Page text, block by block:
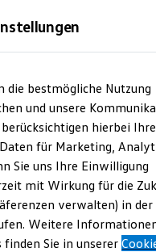
Wuppertal
die bestmögliche Nutzung
und unsere
hierbei Ihre
für Marketing,
Sie uns Ihre Einwilligung
mit Wirkung für die
verwalten) in der
Weitere
finden Sie in unserer